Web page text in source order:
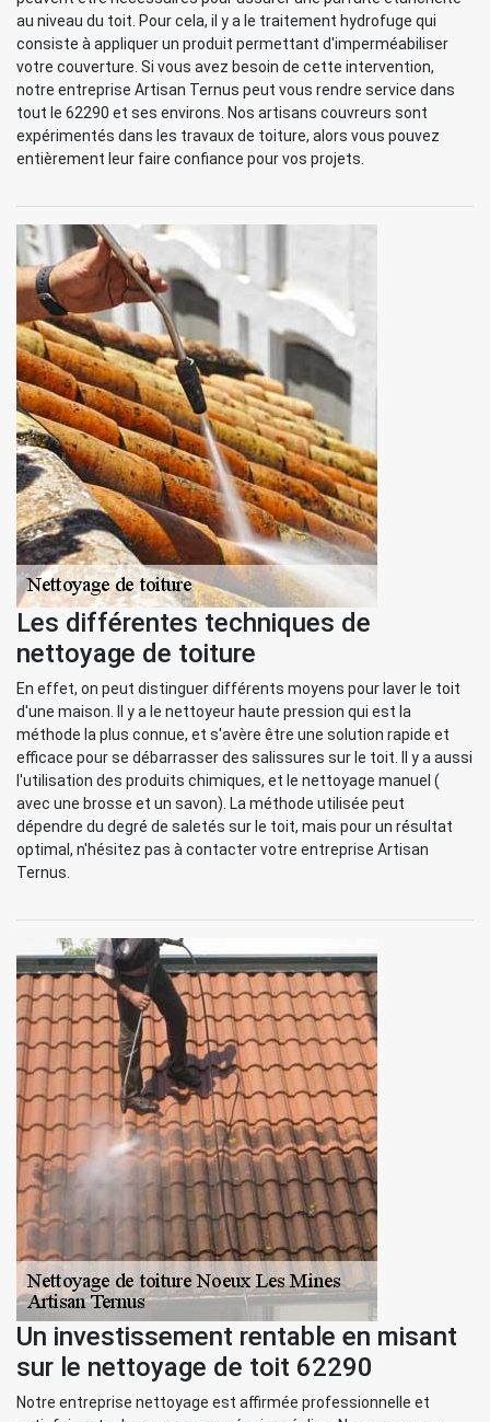
au niveau du toit. Pour cela, il y a le traitement hydrofuge qui
consiste à appliquer un produit permettant d'imperméabiliser
votre couverture. Si vous avez besoin de cette intervention,
notre entreprise Artisan Ternus peut vous rendre service dans
tout le 62290 et ses environs. Nos artisans couvreurs sont
expérimentés dans les travaux de toiture, alors vous pouvez
entièrement leur faire confiance pour vos projets.
Les différentes techniques de
nettoyage de toiture
En effet, on peut distinguer différents moyens pour laver le toit
d'une maison. Il y a le nettoyeur haute pression qui est la
méthode la plus connue, et s'avère être une solution rapide et
efficace pour se débarrasser des salissures sur le toit. Il y a aussi
l'utilisation des produits chimiques, et le nettoyage manuel (
avec une brosse et un savon). La méthode utilisée peut
dépendre du degré de saletés sur le toit, mais pour un résultat
optimal, n'hésitez pas à contacter votre entreprise Artisan
Ternus.
Un investissement rentable en misant
sur le nettoyage de toit 62290
Notre entreprise nettoyage est affirmée professionnelle et